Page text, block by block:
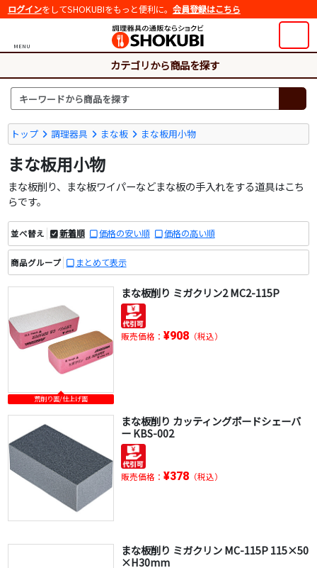
ログインをしてSHOKUBIをもっと便利に。 会員登録はこちら
MENU
カテゴリから商品を探す
トップ 調理器具 まな板 まな板用小物
まな板用小物
まな板削り、まな板ワイパーなどまな板の手入れをする道具はこち
らです。
並べ替え 新着順 価格の安い順 価格の高い順
商品グループ まとめて表示
荒削り面/仕上げ面
まな板削り ミガクリン2 MC2-115P
販売価格： ¥908（税込）
まな板削り カッティングボードシェーバ
ー KBS-002
販売価格： ¥378（税込）
まな板削り ミガクリン MC-115P 115×50
×H30mm